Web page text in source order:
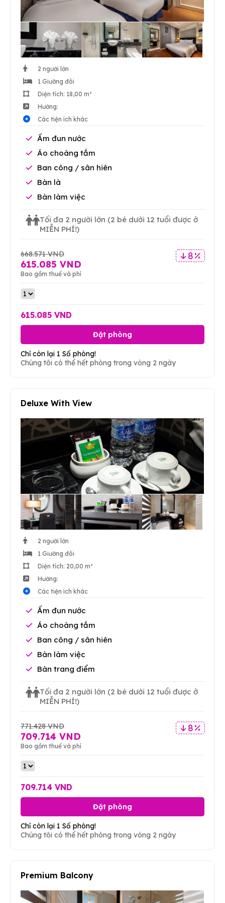
2 người lớn
1 Giường đôi
Diện tích: 18,00 m²
Hướng:
Các tiện ích khác
Ấm đun nước
Áo choàng tắm
Ban công / sân hiên
Bàn là
Bàn làm việc
Tối đa 2 người lớn (2 bé dưới 12 tuổi được ở
MIỄN PHÍ!)
8 %
668.571 VND
615.085 VND
Bao gồm thuế và phí
615.085 VND
Đặt phòng
Chỉ còn lại 1 Số phòng!
Chúng tôi có thể hết phòng trong vòng 2 ngày
Deluxe With View
2 người lớn
1 Giường đôi
Diện tích: 20,00 m²
Hướng:
Các tiện ích khác
Ấm đun nước
Áo choàng tắm
Ban công / sân hiên
Bàn làm việc
Bàn trang điểm
Tối đa 2 người lớn (2 bé dưới 12 tuổi được ở
MIỄN PHÍ!)
8 %
771.428 VND
709.714 VND
Bao gồm thuế và phí
709.714 VND
Đặt phòng
Chỉ còn lại 1 Số phòng!
Chúng tôi có thể hết phòng trong vòng 2 ngày
Premium Balcony